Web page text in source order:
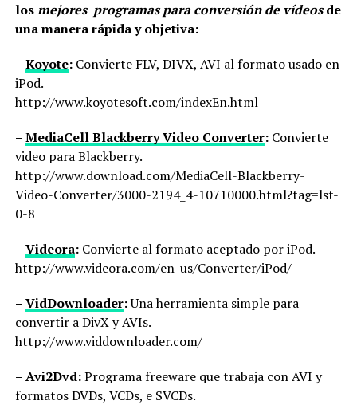
losmejores programas para conversión de vídeosde
una manera rápida y objetiva:
–Koyote:Convierte FLV, DIVX, AVI al formato usado en
iPod.
http://www.koyotesoft.com/indexEn.html
–MediaCell Blackberry Video Converter:Convierte
video para Blackberry.
http://www.download.com/MediaCell-Blackberry-
Video-Converter/3000-2194_4-10710000.html?tag=lst-
0-8
–Videora:Convierte al formato aceptado por iPod.
http://www.videora.com/en-us/Converter/iPod/
–VidDownloader:Una herramienta simple para
convertir a DivX y AVIs.
http://www.viddownloader.com/
– Avi2Dvd:Programa freeware que trabaja con AVI y
formatos DVDs, VCDs, e SVCDs.